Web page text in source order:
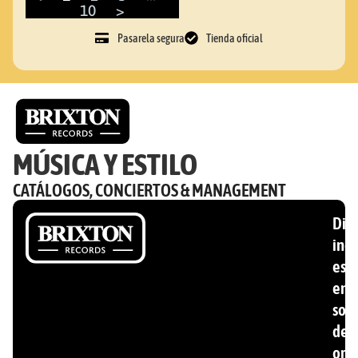
10
>
Pasarela segura Tienda oficial
MÚSICA Y ESTILO
CATÁLOGOS, CONCIERTOS & MANAGEMENT
en
de